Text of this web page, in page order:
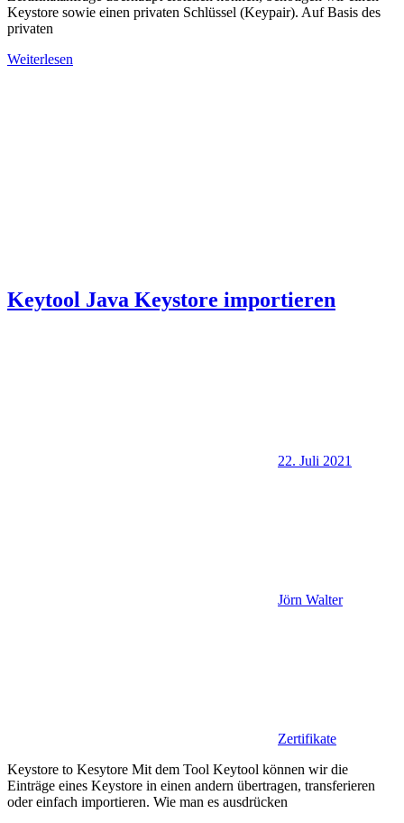
Keystore sowie einen privaten Schlüssel (Keypair). Auf Basis des
privaten
Weiterlesen
Keytool Java Keystore importieren
22. Juli 2021
Jörn Walter
Zertifikate
Keystore to Kesytore Mit dem Tool Keytool können wir die
Einträge eines Keystore in einen andern übertragen, transferieren
oder einfach importieren. Wie man es ausdrücken